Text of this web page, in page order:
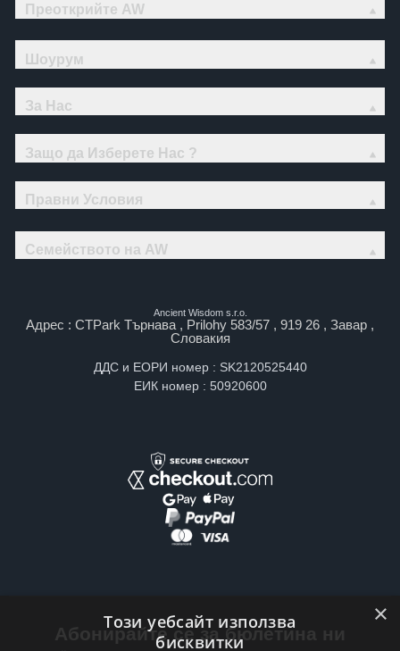
Преоткрийте AW
Шоурум
За Нас
Защо да Изберете Нас ?
Правни Условия
Семейството на AW
Ancient Wisdom s.r.o.
Адрес : CTPark Търнава , Prilohy 583/57 , 919 26 , Завар ,
Словакия
ДДС и ЕОРИ номер : SK2120525440
ЕИК номер : 50920600
Абонирайте се за бюлетина ни
×
Този уебсайт използва
бисквитки